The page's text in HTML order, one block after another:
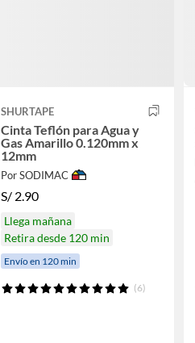
SHURTAPE
Cinta Teflón para Agua y
Gas Amarillo 0.120mm x
12mm
Por SODIMAC
S/ 2.90
Llega mañana
Retira desde 120 min
Envío en 120 min
(6)